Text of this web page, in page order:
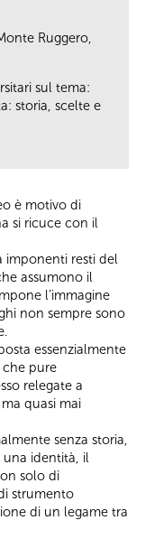
Ruggero,
sul tema:
storia, scelte e
è motivo di
si ricuce con il
imponenti resti del
assumono il
l’immagine
non sempre sono
essenzialmente
che pure
relegate a
quasi mai
senza storia,
identità, il
solo di
strumento
di un legame tra